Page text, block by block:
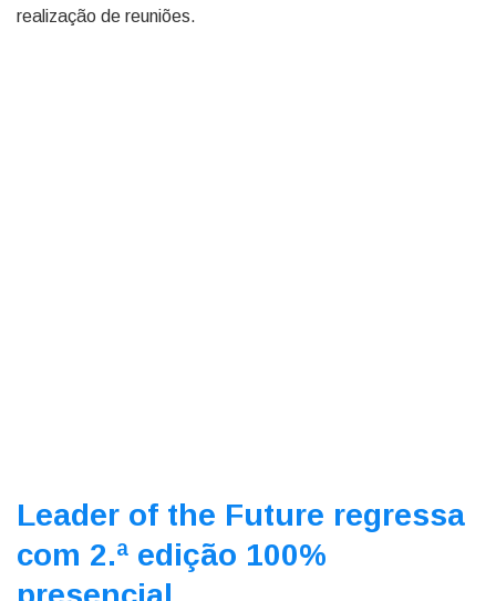
realização de reuniões.
Leader of the Future regressa
com 2.ª edição 100%